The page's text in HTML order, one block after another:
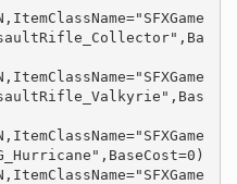
, ItemClassName="SFXGame
, Ba
, ItemClassName="SFXGame
, Bas
, ItemClassName="SFXGame
, BaseCost=0 )
, ItemClassName="SFXGame